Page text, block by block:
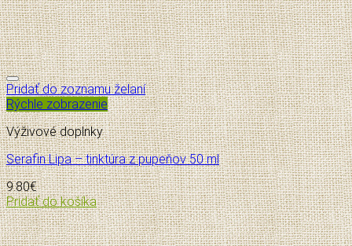
Pridať do zoznamu želaní
Rýchle zobrazenie
Výživové doplnky
Serafin Lipa – tinktúra z pupeňov 50 ml
9.80€
Pridať do košíka